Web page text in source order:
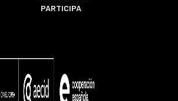
PARTICIPA